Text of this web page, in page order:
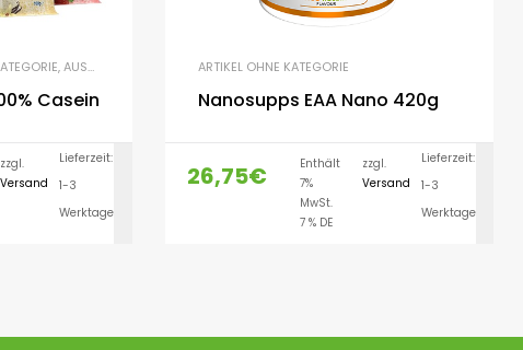
,AUSDAUER
Casein
zzgl.
Versand
Lieferzeit:
1-3
Werktage
AUSFÜHRUNG WÄHLEN
ARTIKEL OHNE KATEGORIE
Nanosupps EAA Nano 420g
26,75€
Enthält
7%
MwSt.
7 % DE
zzgl.
Versand
Lieferzeit:
1-3
Werktage